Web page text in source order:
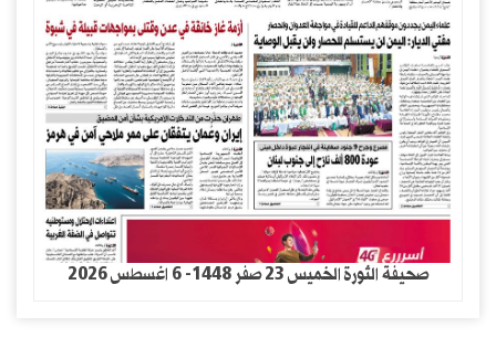
صحيفة الثورة الخميس 23 صفر 1448- 6 اغسطس 2026